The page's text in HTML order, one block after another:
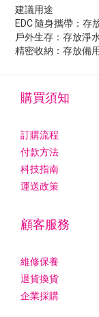
建議用途
EDC 隨身攜帶：存
戶外生存：存放淨
精密收納：存放備
購買須知
訂購流程
付款方法
科技指南
運送政策
顧客服務
維修保養
退貨換貨
企業採購